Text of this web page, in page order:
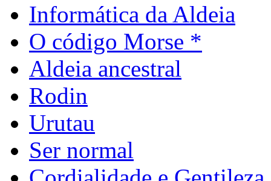
Informática da Aldeia
O código Morse *
Aldeia ancestral
Rodin
Urutau
Ser normal